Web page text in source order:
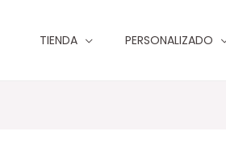
TIENDA PERSONALIZADO